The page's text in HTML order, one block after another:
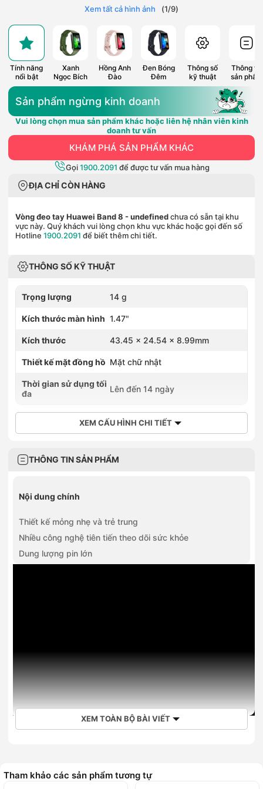
Xem tất cả hình ảnh (1/9)
Tính năng
nổi bật
Xanh
Ngọc Bích
Hồng Anh
Đào
Đen Bóng
Đêm
Thông số
kỹ thuật
Thông tin
sản phẩm
Sản phẩm ngừng kinh doanh
Vui lòng chọn mua sản phẩm khác hoặc liên hệ nhân viên kinh
doanh tư vấn
KHÁM PHÁ SẢN PHẨM KHÁC
Gọi1900.2091 để được tư vấn mua hàng
ĐỊA CHỈ CÒN HÀNG
Vòng đeo tay Huawei Band 8 - undefinedchưa có sẵn tại khu
vực này. Quý khách vui lòng chọn khu vực khác hoặc gọi đến số
Hotline 1900.2091 để biết thêm chi tiết.
THÔNG SỐ KỸ THUẬT
Trọng lượng 14 g
Kích thước màn hình 1.47"
Kích thước 43.45 × 24.54 × 8.99mm
Thiết kế mặt đồng hồ Mặt chữ nhật
Thời gian sử dụng tối
đa
Lên đến 14 ngày
XEM CẤU HÌNH CHI TIẾT
THÔNG TIN SẢN PHẨM
Nội dung chính
Thiết kế mỏng nhẹ và trẻ trung
Nhiều công nghệ tiên tiến theo dõi sức khỏe
Dung lượng pin lớn
XEM TOÀN BỘ BÀI VIẾT
Tham khảo các sản phẩm tương tự